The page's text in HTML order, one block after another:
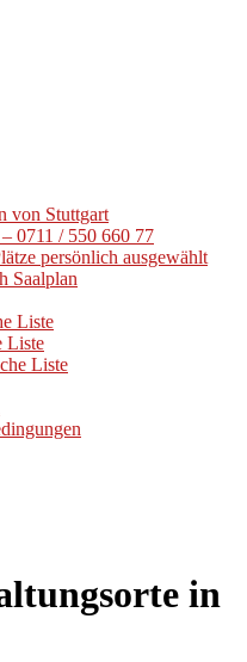
von Stuttgart
0711 / 550 660 77
persönlich ausgewählt
Saalplan
Liste
Liste
Liste
in